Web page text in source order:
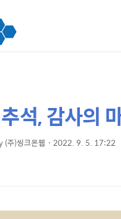
석, 감사의
(주)씽크온웹 2022. 9. 5. 17:22